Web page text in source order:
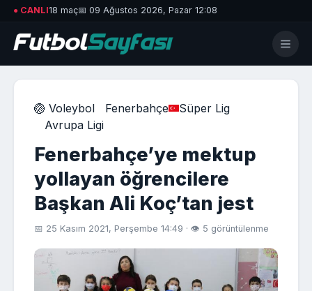
● CANLI18 maç📅 09 Ağustos 2026, Pazar 12:08
🏐 Voleybol Fenerbahçe
Süper Lig
Avrupa Ligi
Fenerbahçe’ye mektup
yollayan öğrencilere
Başkan Ali Koç’tan jest
📅 25 Kasım 2021, Perşembe 14:49 · 👁 5 görüntülenme